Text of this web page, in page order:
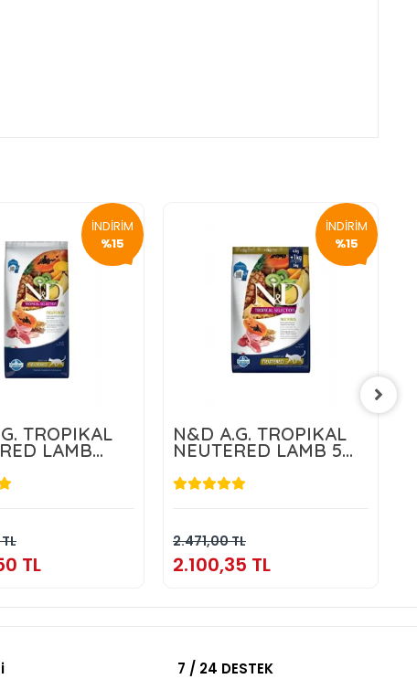
İNDİRİM
%15
TROPIKAL
LAMB
TL
Sepete Ekle
İNDİRİM
%15
N&D A.G. TROPIKAL
NEUTERED LAMB 5
2.471,00 TL
2.100,35 TL
Sepete Ekle
7 / 24 DESTEK